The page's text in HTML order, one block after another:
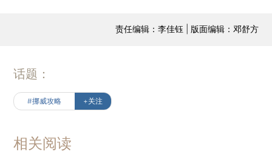
责任编辑：李佳钰 | 版面编辑：邓舒方
话题：
#挪威攻略 +关注
相关阅读